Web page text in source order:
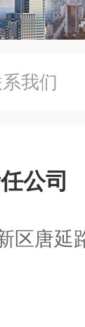
我们
公司
区唐延